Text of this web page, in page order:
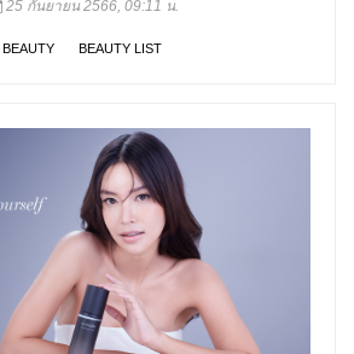
25 กันยายน 2566, 09:11 น.
BEAUTY BEAUTY LIST